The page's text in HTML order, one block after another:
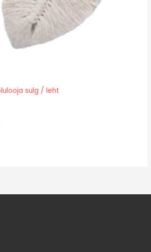
sulg / leht
the
product
page